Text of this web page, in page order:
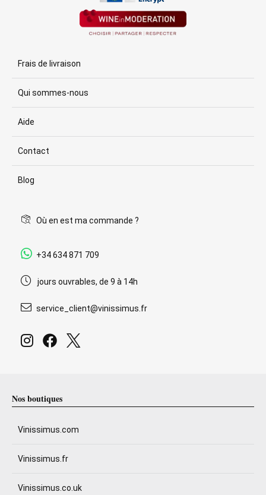
Frais de livraison
Qui sommes-nous
Aide
Contact
Blog
Où en est ma commande ?
+34 634 871 709
jours ouvrables, de 9 à 14h
service_client@vinissimus.fr
Nos boutiques
Vinissimus.com
Vinissimus.fr
Vinissimus.co.uk